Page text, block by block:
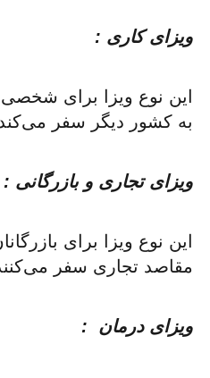
ویزای کاری :
این نوع ویزا برای
به کشور دیگر سفر
ویزای تجاری و بازرگانی :
این نوع ویزا برای
مقاصد تجاری سفر
ویزای درمان :